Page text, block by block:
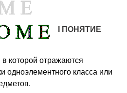
I ПОНЯТИЕ
которой отражаются
одноэлементного класса или